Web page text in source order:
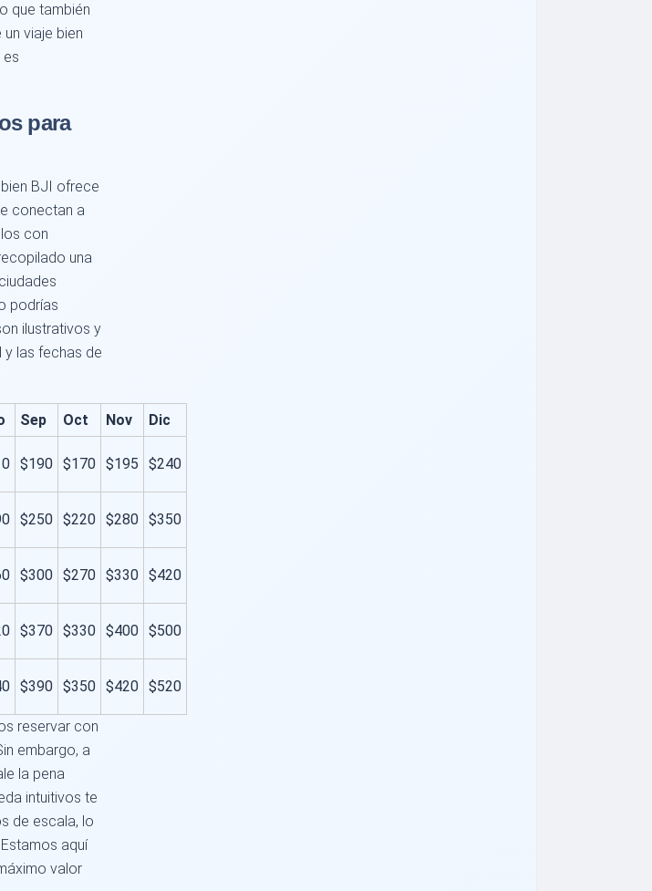
que también
viaje bien
es
para
BJI ofrece
conectan a
con
una
podrías
ilustrativos y
y las fechas de
Sep Oct Nov
Dic
$190 $170 $195 $240
$250 $220 $280 $350
$300 $270 $330 $420
$370 $330 $400 $500
$390 $350 $420 $520
reservar con
embargo, a
la pena
intuitivos te
de escala, lo
aquí
valor